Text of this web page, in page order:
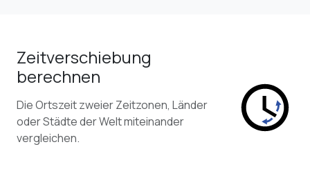
Zeitverschiebung
berechnen
Die Ortszeit zweier Zeitzonen, Länder
oder Städte der Welt miteinander
vergleichen.